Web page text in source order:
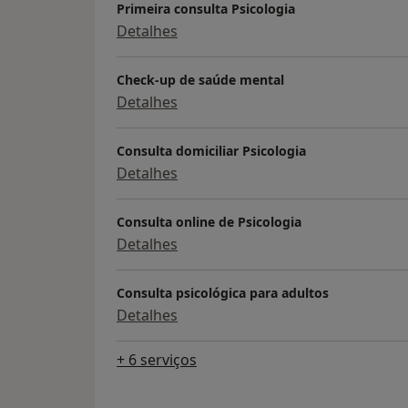
Os processos terapêuticos que iremos
aspectos positivos da sua personalidade
de modo a poder seguir a sua vida com
depender da ajuda terapêutica.
As consultas psicológicas muitas vezes
conversa, entre o psicólogo e o cliente
partilhar o meu conhecimento psicológico
adequada para si.
Primeira consulta Psicologia
Detalhes
Check-up de saúde mental
Detalhes
Consulta domiciliar Psicologia
Detalhes
Consulta online de Psicologia
Detalhes
Consulta psicológica para adultos
Detalhes
+ 6 serviços